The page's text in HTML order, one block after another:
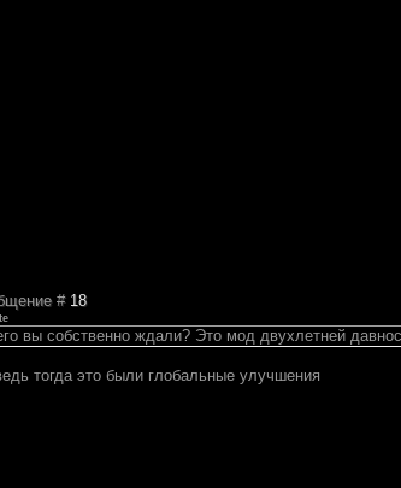
# 18
вы собственно ждали? Это мод двухлетней
тогда это были глобальные улучшения